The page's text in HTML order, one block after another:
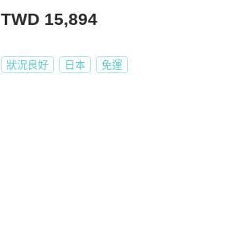
TWD 15,894
狀況良好 日本 免運